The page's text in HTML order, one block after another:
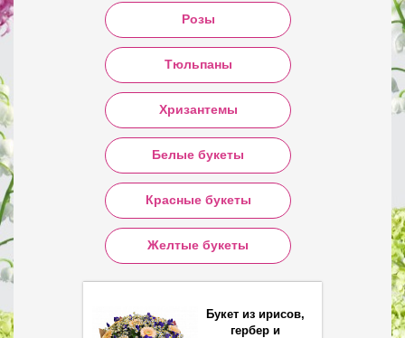
Розы
Тюльпаны
Хризантемы
Белые букеты
Красные букеты
Желтые букеты
Букет из ирисов,
гербер и